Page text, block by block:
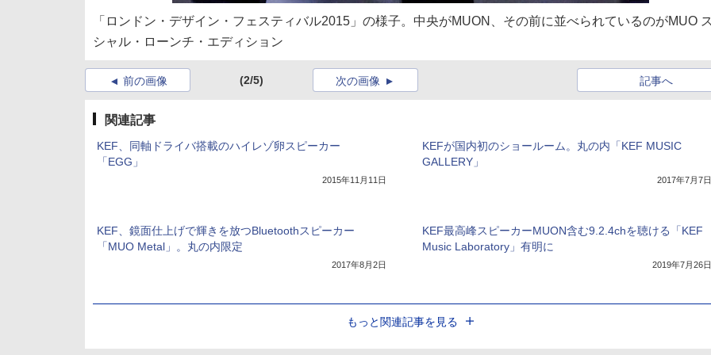
「ロンドン・デザイン・フェスティバル2015」の様子。中央がMUON、その前に並べられているのがMUO
シャル・ローンチ・エディション
前の画像 (2/5) 記事へ
次の画像
関連記事
KEF、同軸ドライバ搭載のハイレゾ卵スピーカー
「EGG」
2015年11月11日
KEFが国内初のショールーム。丸の内「KEF MUSIC
GALLERY」
2017年7月7日
KEF、鏡面仕上げで輝きを放つBluetoothスピーカー
「MUO Metal」。丸の内限定
2017年8月2日
KEF最高峰スピーカーMUON含む9.2.4chを聴ける「KEF
Music Laboratory」有明に
2019年7月26日
もっと関連記事を見る